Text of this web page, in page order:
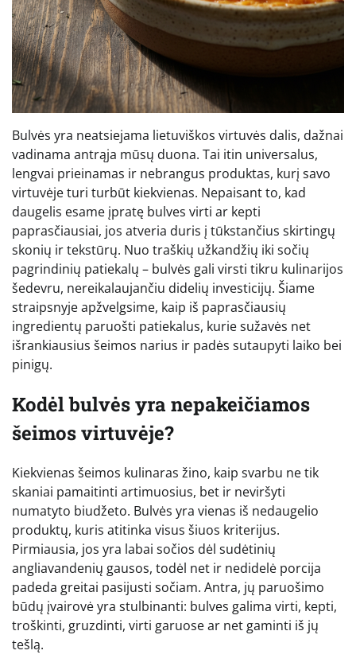
Bulvės yra neatsiejama lietuviškos virtuvės dalis, dažnai
vadinama antrąja mūsų duona. Tai itin universalus,
lengvai prieinamas ir nebrangus produktas, kurį savo
virtuvėje turi turbūt kiekvienas. Nepaisant to, kad
daugelis esame įpratę bulves virti ar kepti
paprasčiausiai, jos atveria duris į tūkstančius skirtingų
skonių ir tekstūrų. Nuo traškių užkandžių iki sočių
pagrindinių patiekalų – bulvės gali virsti tikru kulinarijos
šedevru, nereikalaujančiu didelių investicijų. Šiame
straipsnyje apžvelgsime, kaip iš paprasčiausių
ingredientų paruošti patiekalus, kurie sužavės net
išrankiausius šeimos narius ir padės sutaupyti laiko bei
pinigų.
Kodėl bulvės yra nepakeičiamos
šeimos virtuvėje?
Kiekvienas šeimos kulinaras žino, kaip svarbu ne tik
skaniai pamaitinti artimuosius, bet ir neviršyti
numatyto biudžeto. Bulvės yra vienas iš nedaugelio
produktų, kuris atitinka visus šiuos kriterijus.
Pirmiausia, jos yra labai sočios dėl sudėtinių
angliavandenių gausos, todėl net ir nedidelė porcija
padeda greitai pasijusti sočiam. Antra, jų paruošimo
būdų įvairovė yra stulbinanti: bulves galima virti, kepti,
troškinti, gruzdinti, virti garuose ar net gaminti iš jų
tešlą.